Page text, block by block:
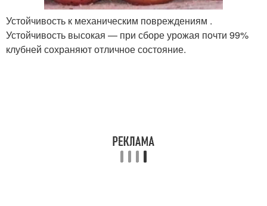
Устойчивость к механическим повреждениям .
Устойчивость высокая — при сборе урожая почти 99%
клубней сохраняют отличное состояние.